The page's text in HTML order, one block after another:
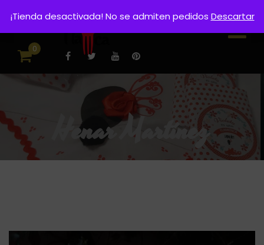
0
Henar Martínez
¡Tienda desactivada! No se admiten pedidos Descartar